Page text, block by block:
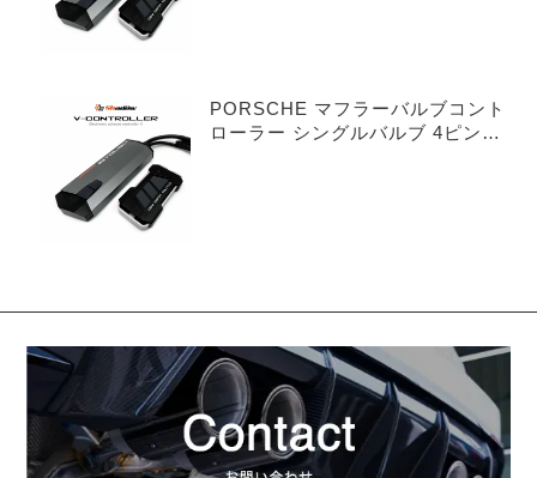
PORSCHE マフラーバルブコント
ローラー シングルバルブ 4ピンタ